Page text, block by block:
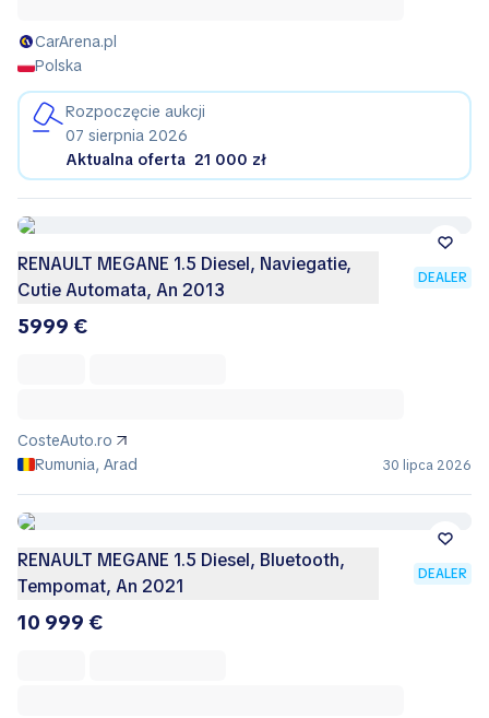
CarArena.pl
Polska
Rozpoczęcie aukcji
07 sierpnia 2026
Aktualna oferta 21 000 zł
RENAULT MEGANE 1.5 Diesel, Naviegatie,
Cutie Automata, An 2013
DEALER
5999 €
CosteAuto.ro
Rumunia, Arad
30 lipca 2026
RENAULT MEGANE 1.5 Diesel, Bluetooth,
Tempomat, An 2021
DEALER
10 999 €